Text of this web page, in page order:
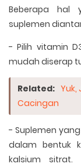
Beberapa hal
suplemen
- Pilih vitamin
mudah diserap
Related: Yuk,
Cacingan
- Suplemen
dalam bentuk
kalsium sitrat.